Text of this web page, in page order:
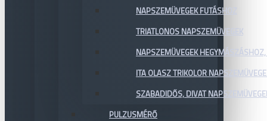
NAPSZEMÜVEGEK FUTÁSHOZ
TRIATLONOS NAPSZEMÜVEGEK
NAPSZEMÜVEGEK
ITA OLASZ TRIKOLOR
SZABADIDŐS, DIVAT
PULZUSMÉRŐ